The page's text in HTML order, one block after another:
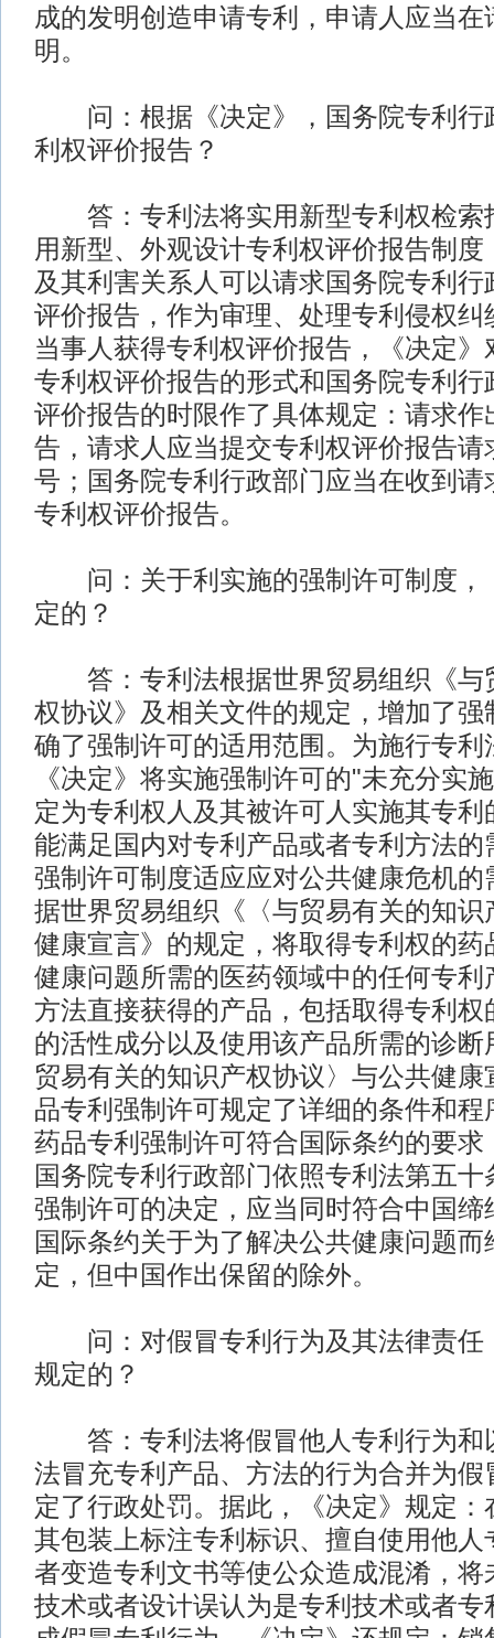
成的发明创造申请专利，申请人应当在
明。
问：根据《决定》，国务院专利行
利权评价报告？
答：专利法将实用新型专利权检索
用新型、外观设计专利权评价报告制
及其利害关系人可以请求国务院专利
评价报告，作为审理、处理专利侵权纠
当事人获得专利权评价报告，《决定
专利权评价报告的形式和国务院专利行
评价报告的时限作了具体规定：请求作
告，请求人应当提交专利权评价报告请
号；国务院专利行政部门应当在收到请
专利权评价报告。
问：关于利实施的强制许可制度，
定的？
答：专利法根据世界贸易组织《与
权协议》及相关文件的规定，增加了强
确了强制许可的适用范围。为施行专利
《决定》将实施强制许可的"未充分实
定为专利权人及其被许可人实施其专
能满足国内对专利产品或者专利方法的
强制许可制度适应应对公共健康危机的
据世界贸易组织《〈与贸易有关的知识
健康宣言》的规定，将取得专利权的
健康问题所需的医药领域中的任何专利
方法直接获得的产品，包括取得专利权
的活性成分以及使用该产品所需的诊断
贸易有关的知识产权协议〉与公共健
品专利强制许可规定了详细的条件和程
药品专利强制许可符合国际条约的要求
国务院专利行政部门依照专利法第五
强制许可的决定，应当同时符合中国缔
国际条约关于为了解决公共健康问题
定，但中国作出保留的除外。
问：对假冒专利行为及其法律责任
规定的？
答：专利法将假冒他人专利行为和
法冒充专利产品、方法的行为合并为假
定了行政处罚。据此，《决定》规定
其包装上标注专利标识、擅自使用他人
者变造专利文书等使公众造成混淆，将
技术或者设计误认为是专利技术或者专